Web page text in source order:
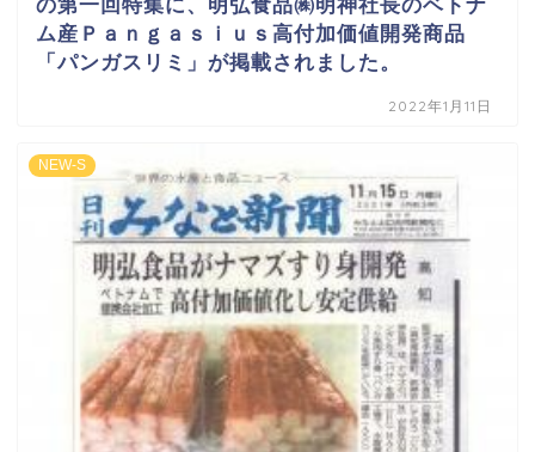
の第一回特集に、明弘食品㈱明神社長のベトナ
ム産Ｐａｎｇａｓｉｕｓ高付加価値開発商品
「パンガスリミ」が掲載されました。
2022年1月11日
NEW-S